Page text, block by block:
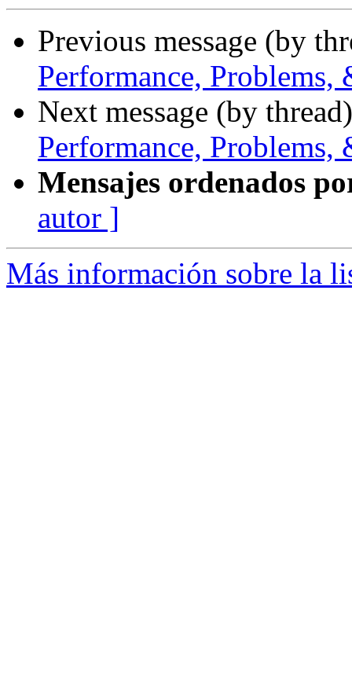
Previous message (by
Performance, Problems,
Next message (by
Performance, Problems,
Mensajes ordenados
autor ]
Más información sobre la